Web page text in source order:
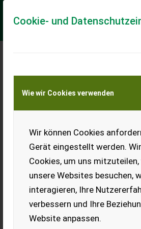
Cookie- und
Wie wir Cookies verwenden
Wir können Cookies
Gerät eingestellt werden.
Cookies, um uns mitzuteilen,
unsere Websites besuchen,
interagieren, Ihre
verbessern und Ihre
Website anpassen.
Meine
Transport von Land- und
KEINE
Krampe AS 680 Rambody
Neumaschine 2026 - prompt
Fahrwerk 40 km/h-Paket Deutschland,
Gesamtgewicht gefederte
EUR 0